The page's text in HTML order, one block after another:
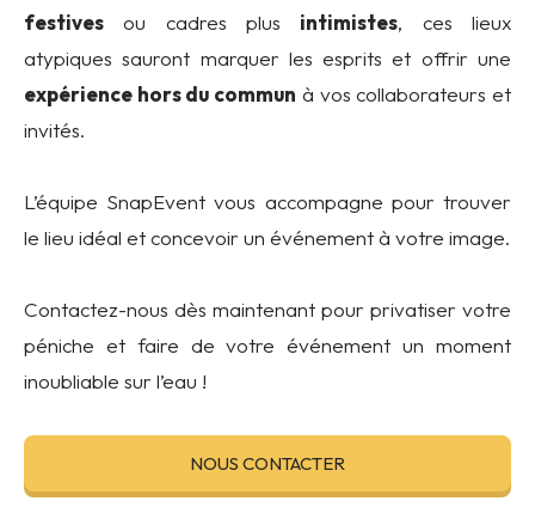
festives ou cadres plus intimistes, ces lieux
atypiques sauront marquer les esprits et offrir une
expérience hors du commun à vos collaborateurs et
invités.
L’équipe SnapEvent vous accompagne pour trouver
le lieu idéal et concevoir un événement à votre image.
Contactez-nous dès maintenant pour privatiser votre
péniche et faire de votre événement un moment
inoubliable sur l’eau !
NOUS CONTACTER